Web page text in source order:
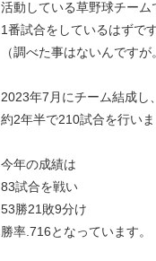
活動している草野球チーム
1番試合をしているはずです
（調べた事はないんですが
2023年7月にチーム結成し、
約2年半で210試合を行いま
今年の成績は
83試合を戦い
53勝21敗9分け
勝率.716となっています。